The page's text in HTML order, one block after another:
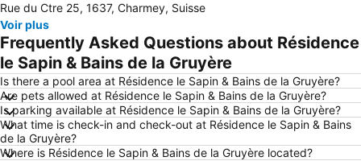
Sankt Petersinsel
Gurtenfestival
Rinderberg
Bernaqua
Swiss Vapeur Parc
Bümpliz
Place de la gare
Westside
Vineyard Terraces - Lavaux
Fribourg Centre
Lac de Neuchâtel
Parc naturel Blausee
Le Lac Noir
Visites guidées de la ville de Thoune
Rue du Ctre 25, 1637, Charmey, Suisse
Voir plus
Frequently Asked Questions about Résidence
le Sapin & Bains de la Gruyère
Is there a pool area at Résidence le Sapin & Bains de la Gruyère?
Are pets allowed at Résidence le Sapin & Bains de la Gruyère?
Is parking available at Résidence le Sapin & Bains de la Gruyère?
What time is check-in and check-out at Résidence le Sapin & Bains
de la Gruyère?
Where is Résidence le Sapin & Bains de la Gruyère located?